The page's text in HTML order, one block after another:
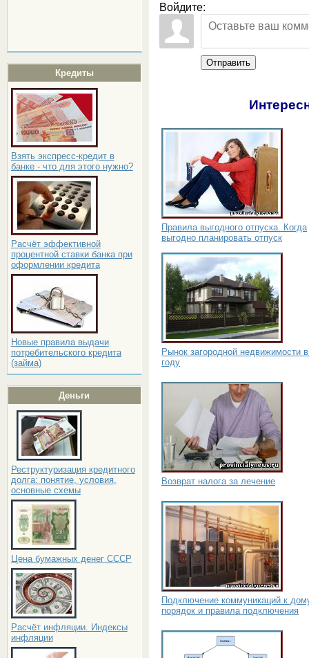
Кредиты
Взять экспресс-кредит в
банке - что для этого нужно?
Расчёт эффективной
процентной ставки банка при
оформлении кредита
Новые правила выдачи
потребительского кредита
(займа)
Деньги
Реструктуризация кредитного
долга: понятие, условия,
основные схемы
Цена бумажных денег СССР
Расчёт инфляции. Индексы
инфляции
Войдите:
Отправить
Правила выгодного отпуска. Когда
выгодно планировать отпуск
Рынок загородной недвижимости
году
Возврат налога за лечение
Подключение коммуникаций к
порядок и правила подключения